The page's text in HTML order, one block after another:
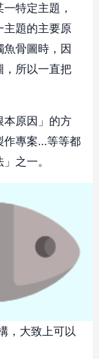
特定主題，
主題的主要原
魚骨圖時，因
，所以一直把
本原因」的方
作專案…等等都
之一。
，大致上可以